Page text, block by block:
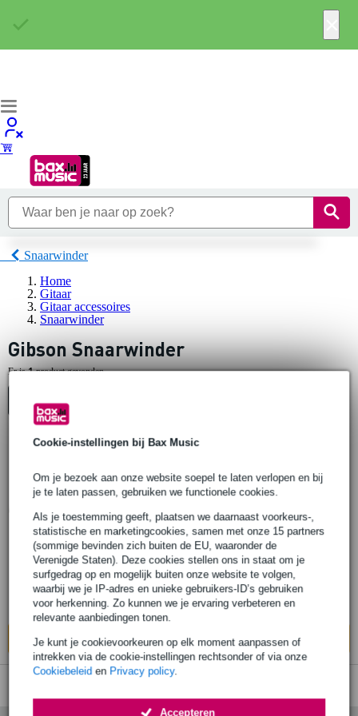
Cookie-instellingen bij Bax Music
Om je bezoek aan onze website soepel te laten verlopen en bij
je te laten passen, gebruiken we functionele cookies.
Als je toestemming geeft, plaatsen we daarnaast voorkeurs-,
statistische en marketingcookies, samen met onze 15 partners
(sommige bevinden zich buiten de EU, waaronder de
Verenigde Staten). Deze cookies stellen ons in staat om je
surfgedrag op en mogelijk buiten onze website te volgen,
waarbij we je IP-adres en unieke gebruikers-ID’s gebruiken
voor herkenning. Zo kunnen we je ervaring verbeteren en
relevante aanbiedingen tonen.
Je kunt je cookievoorkeuren op elk moment aanpassen of
intrekken via de cookie-instellingen rechtsonder of via onze
Cookiebeleid en Privacy policy.
Accepteren
Snaarwinder
Home
Gitaar
Gitaar accessoires
Snaarwinder
Gibson Snaarwinder
Er is1product gevonden.
Top-10
Gibson ATSC-01 String Change Kit
snaarwinder en knipper
Adviesprijs € 28,- € 20,65
Op voorraad
Ook in1 winkelop voorraad
In mijn winkelwagen